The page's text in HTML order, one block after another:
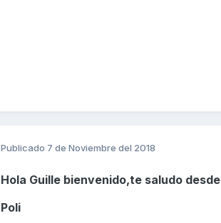
Publicado 7 de Noviembre del 2018
Hola Guille bienvenido,te saludo
Poli